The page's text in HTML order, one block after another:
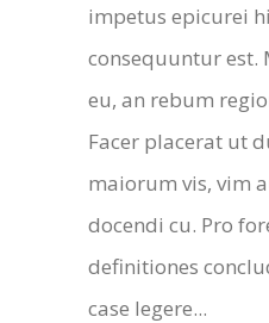
impetus epicurei
consequuntur est.
eu, an rebum
Facer placerat ut
maiorum vis, vim
docendi cu. Pro
definitiones
case legere...